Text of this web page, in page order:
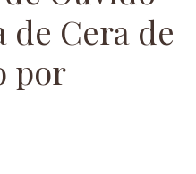
de Cera de
por